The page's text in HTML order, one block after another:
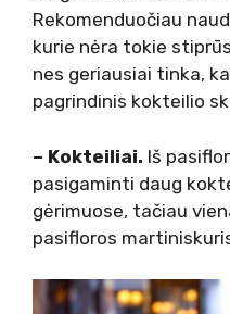
Rekomenduočiau
kurie nėra tokie
nes geriausiai tinka,
pagrindinis kokteilio
– Kokteiliai. Iš
pasigaminti daug
gėrimuose, tačiau
pasifloros martinis